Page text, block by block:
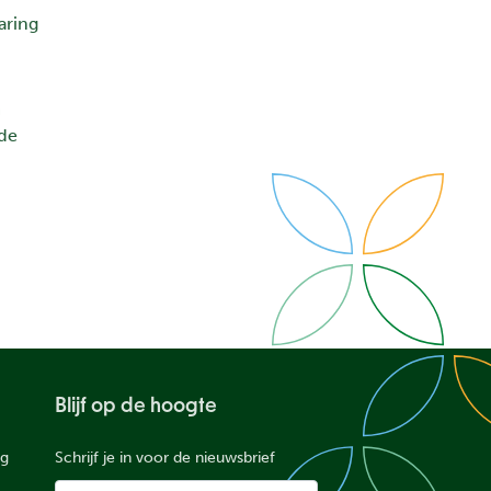
Blijf op de hoogte
Schrijf je in voor de nieuwsbrief